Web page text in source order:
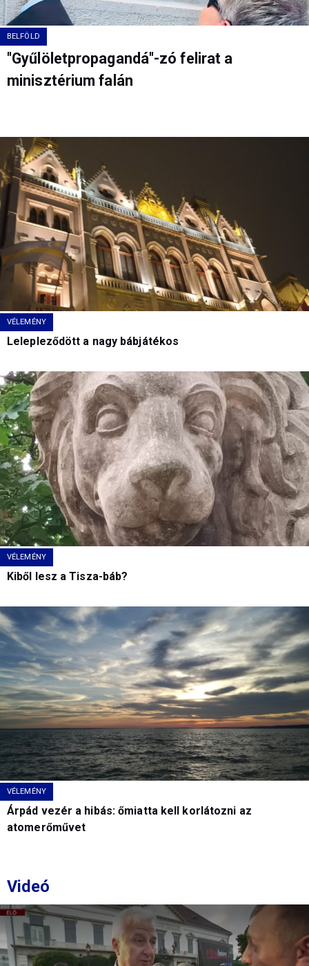
BELFÖLD
"Gyűlöletpropagandá"-zó felirat a
minisztérium falán
VÉLEMÉNY
Lelepleződött a nagy bábjátékos
VÉLEMÉNY
Kiből lesz a Tisza-báb?
VÉLEMÉNY
Árpád vezér a hibás: őmiatta kell korlátozni az
atomerőművet
Videó